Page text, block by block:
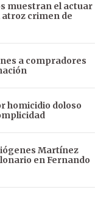
muestran el actuar
atroz crimen de
a compradores
homicidio doloso
Martínez
en Fernando